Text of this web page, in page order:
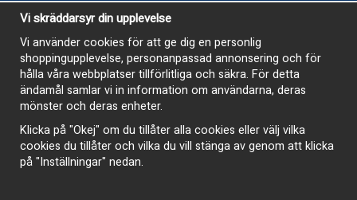
Vecka 32
Måndag kl 9-12, kl 13 - 15
Onsdag kl 9-12, kl 13 - 15
Tisdag, Tordag och Fredag stängt
E-Handelsbutiken är öppen och paket skickas hela
sommaren
Vi skräddarsyr din upplevelse
Vi använder cookies för att ge dig en personlig
shoppingupplevelse, personanpassad annonsering och för
hålla våra webbplatser tillförlitliga och säkra. För detta
ändamål samlar vi in information om användarna, deras
mönster och deras enheter.
Klicka på "Okej" om du tillåter alla cookies eller välj vilka
cookies du tillåter och vilka du vill stänga av genom att klicka
på "Inställningar" nedan.